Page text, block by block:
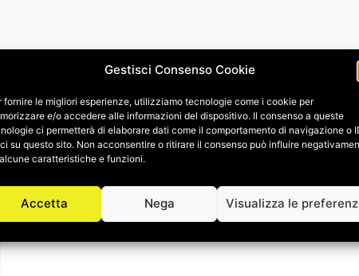
Gestisci Consenso Cookie
fornire le migliori esperienze, utilizziamo tecnologie come i cookie per
e/o accedere alle informazioni del dispositivo. Il consenso a queste
ci permetterà di elaborare dati come il comportamento di navigazione o
su questo sito. Non acconsentire o ritirare il consenso può influire
caratteristiche e funzioni.
Accetta Nega Visualizza le